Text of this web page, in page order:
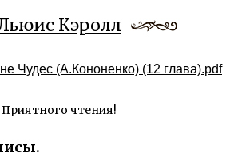
Кэролл
Чудес (А.Кононенко) (12 глава).pdf
Приятного чтения!